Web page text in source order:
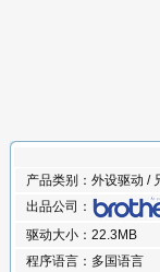
产品类别：外设驱动 /
出品公司：
驱动大小：22.3MB
程序语言：多国语言